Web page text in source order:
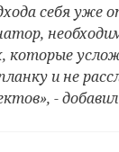
себя уже
которые
и не
-